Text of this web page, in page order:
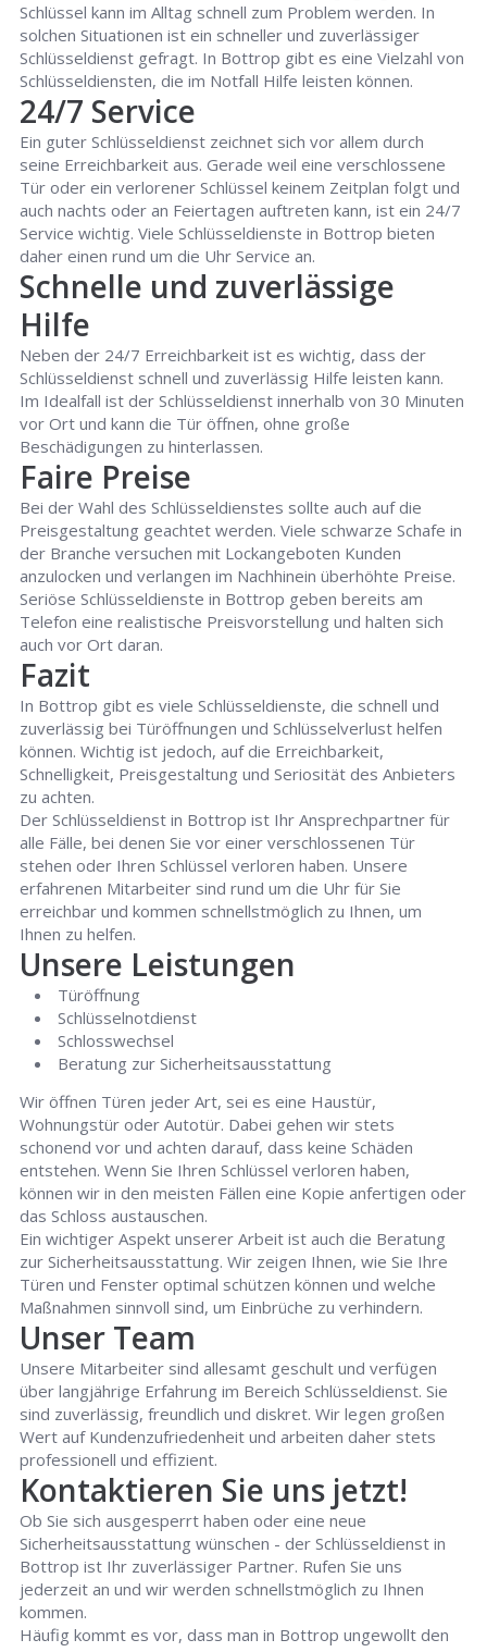
Schlüssel kann im Alltag schnell zum Problem werden. In
solchen Situationen ist ein schneller und zuverlässiger
Schlüsseldienst gefragt. In Bottrop gibt es eine Vielzahl von
Schlüsseldiensten, die im Notfall Hilfe leisten können.
24/7 Service
Ein guter Schlüsseldienst zeichnet sich vor allem durch
seine Erreichbarkeit aus. Gerade weil eine verschlossene
Tür oder ein verlorener Schlüssel keinem Zeitplan folgt und
auch nachts oder an Feiertagen auftreten kann, ist ein 24/7
Service wichtig. Viele Schlüsseldienste in Bottrop bieten
daher einen rund um die Uhr Service an.
Schnelle und zuverlässige
Hilfe
Neben der 24/7 Erreichbarkeit ist es wichtig, dass der
Schlüsseldienst schnell und zuverlässig Hilfe leisten kann.
Im Idealfall ist der Schlüsseldienst innerhalb von 30 Minuten
vor Ort und kann die Tür öffnen, ohne große
Beschädigungen zu hinterlassen.
Faire Preise
Bei der Wahl des Schlüsseldienstes sollte auch auf die
Preisgestaltung geachtet werden. Viele schwarze Schafe in
der Branche versuchen mit Lockangeboten Kunden
anzulocken und verlangen im Nachhinein überhöhte Preise.
Seriöse Schlüsseldienste in Bottrop geben bereits am
Telefon eine realistische Preisvorstellung und halten sich
auch vor Ort daran.
Fazit
In Bottrop gibt es viele Schlüsseldienste, die schnell und
zuverlässig bei Türöffnungen und Schlüsselverlust helfen
können. Wichtig ist jedoch, auf die Erreichbarkeit,
Schnelligkeit, Preisgestaltung und Seriosität des Anbieters
zu achten.
Der Schlüsseldienst in Bottrop ist Ihr Ansprechpartner für
alle Fälle, bei denen Sie vor einer verschlossenen Tür
stehen oder Ihren Schlüssel verloren haben. Unsere
erfahrenen Mitarbeiter sind rund um die Uhr für Sie
erreichbar und kommen schnellstmöglich zu Ihnen, um
Ihnen zu helfen.
Unsere Leistungen
Türöffnung
Schlüsselnotdienst
Schlosswechsel
Beratung zur Sicherheitsausstattung
Wir öffnen Türen jeder Art, sei es eine Haustür,
Wohnungstür oder Autotür. Dabei gehen wir stets
schonend vor und achten darauf, dass keine Schäden
entstehen. Wenn Sie Ihren Schlüssel verloren haben,
können wir in den meisten Fällen eine Kopie anfertigen oder
das Schloss austauschen.
Ein wichtiger Aspekt unserer Arbeit ist auch die Beratung
zur Sicherheitsausstattung. Wir zeigen Ihnen, wie Sie Ihre
Türen und Fenster optimal schützen können und welche
Maßnahmen sinnvoll sind, um Einbrüche zu verhindern.
Unser Team
Unsere Mitarbeiter sind allesamt geschult und verfügen
über langjährige Erfahrung im Bereich Schlüsseldienst. Sie
sind zuverlässig, freundlich und diskret. Wir legen großen
Wert auf Kundenzufriedenheit und arbeiten daher stets
professionell und effizient.
Kontaktieren Sie uns jetzt!
Ob Sie sich ausgesperrt haben oder eine neue
Sicherheitsausstattung wünschen - der Schlüsseldienst in
Bottrop ist Ihr zuverlässiger Partner. Rufen Sie uns
jederzeit an und wir werden schnellstmöglich zu Ihnen
kommen.
Häufig kommt es vor, dass man in Bottrop ungewollt den